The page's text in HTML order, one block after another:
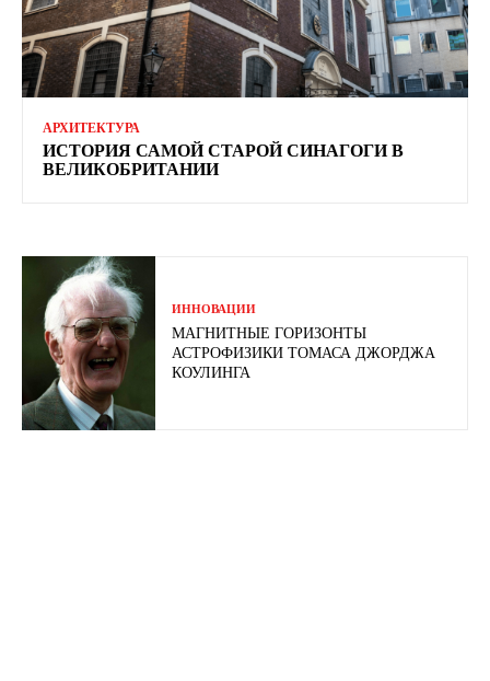
АРХИТЕКТУРА
ИСТОРИЯ САМОЙ СТАРОЙ СИНАГОГИ В
ВЕЛИКОБРИТАНИИ
ИННОВАЦИИ
МАГНИТНЫЕ ГОРИЗОНТЫ
АСТРОФИЗИКИ ТОМАСА ДЖОРДЖА
КОУЛИНГА